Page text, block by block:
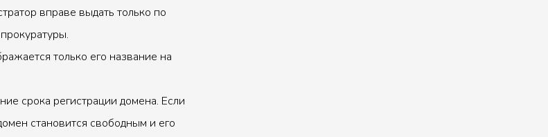
вправе выдать только по
только его название на
срока регистрации домена. Если
становится свободным и его